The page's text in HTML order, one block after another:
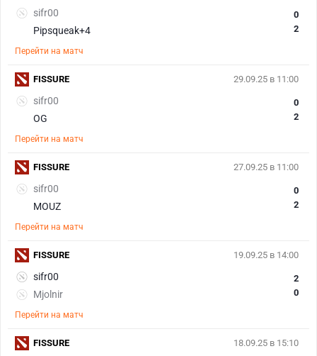
sifr00
Pipsqueak+4
0
2
Перейти на матч
29.09.25 в 11:00
sifr00
OG
0
2
Перейти на матч
FISSURE
27.09.25 в 11:00
sifr00
MOUZ
0
2
Перейти на матч
FISSURE
19.09.25 в 14:00
sifr00
Mjolnir
2
0
Перейти на матч
FISSURE
18.09.25 в 15:10
FISSURE